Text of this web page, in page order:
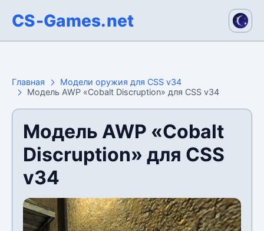
CS-Games.net
Главная
Модели оружия для CSS v34
Модель AWP «Cobalt Discruption» для CSS v34
Модель AWP «Cobalt
Discruption» для CSS
v34